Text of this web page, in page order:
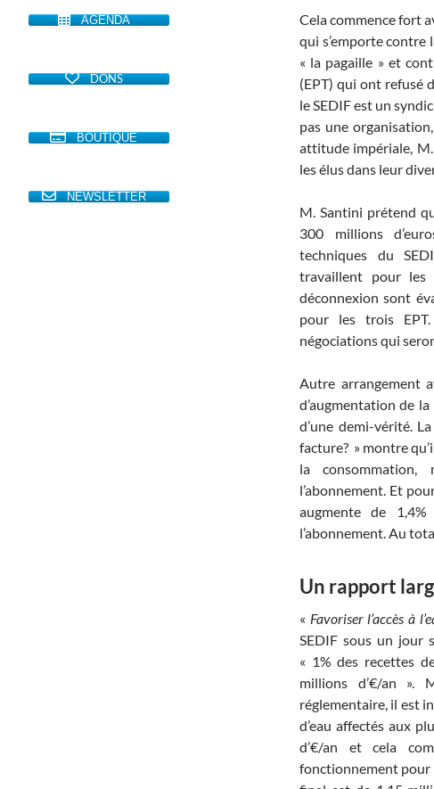
Cela commence fort
qui s’emporte
« la pagaille » et
(EPT) qui ont refusé
le SEDIF est un
pas une
attitude impériale,
les élus dans leur
M. Santini prétend
300 millions
techniques du
travaillent pour les
déconnexion sont
pour les trois
négociations qui
Autre arrangement
d’augmentation de
d’une demi-vérité.
facture? » montre
la consommation,
l’abonnement. Et
augmente de
l’abonnement. Au
Un rapport
« Favoriser l’accès à
SEDIF sous un jour
« 1% des recettes
millions d’€/an ».
réglementaire, il est
d’eau affectés aux
d’€/an et cela
fonctionnement pour
AGENDA
DONS
BOUTIQUE
NEWSLETTER